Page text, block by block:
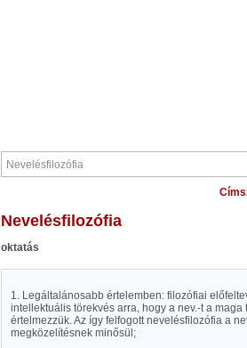
Nevelésfilozófia
oktatás
1. Legáltalánosabb értelemben: filozófiai
intellektuális törekvés arra, hogy a nev.-t a
értelmezzük. Az így felfogott nevelésfilozófia a
megközelítésnek minősül;